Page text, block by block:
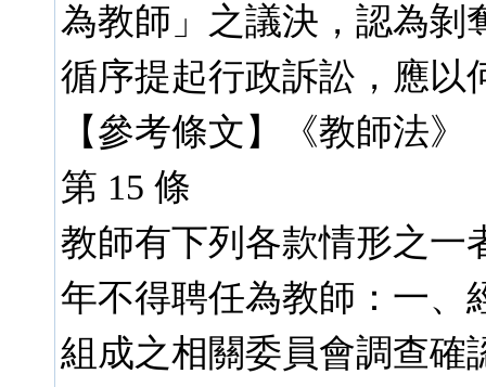
為教師」之議決，認為剝
循序提起行政訴訟，應以
【參考條文】《教師法》
第 15 條
教師有下列各款情形之一
年不得聘任為教師：一、
組成之相關委員會調查確